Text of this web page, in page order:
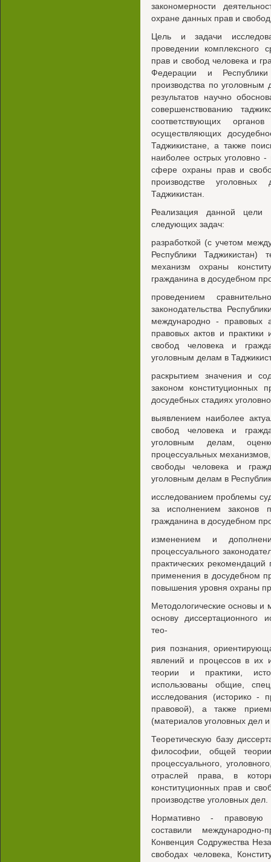
закономерности
охране данных прав и
Цель и задачи
проведении комплексного
прав и свобод человека и
Федерации и
производства по
результатов научно
совершенствованию
соответствующих
осуществляющих
Таджикистане, а также
наиболее острых уголовно
сфере охраны прав и
производстве уголовных
Таджикистан.
Реализация данной цели
следующих задач:
разработкой (с учетом
Республики Таджикистан)
механизм охраны
гражданина в досудебном
проведением
законодательства
международно - правовых
правовых актов и
свобод человека и
уголовным делам в
раскрытием значения и
законом конституционных
досудебных стадиях
выявлением наиболее
свобод человека и
уголовным делам,
процессуальных
свободы человека и
уголовным делам в
исследованием проблемы
за исполнением
гражданина в досудебном
изменением и
процессуального
практических
применения в досудебном
повышения уровня охраны
Методологические основы и
основу диссертационного
тео-
рия познания,
явлений и процессов в их
теории и практики,
использованы общие,
исследования (историко -
правовой), а также
(материалов уголовных дел
Теоретическую базу
философии, общей теории
процессуального,
отраслей права, в
конституционных прав и
производстве уголовных дел.
Нормативно - правовую
составили
Конвенция Содружества
свободах человека,